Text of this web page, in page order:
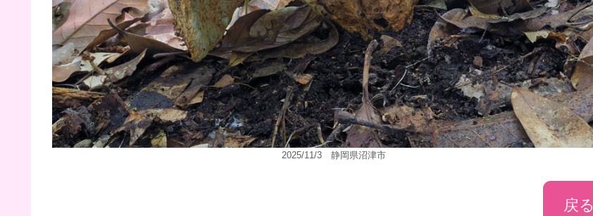
2025/11/3 静岡県沼津市
戻る